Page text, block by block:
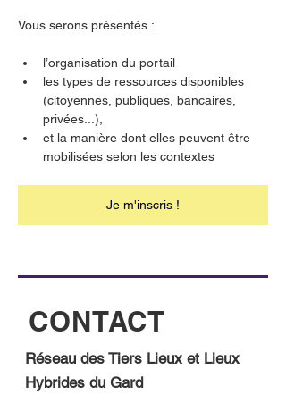
Vous serons présentés :
l’organisation du portail
les types de ressources disponibles
(citoyennes, publiques, bancaires,
privées...),
et la manière dont elles peuvent être
mobilisées selon les contextes
Je m'inscris !
CONTACT
Réseau des Tiers Lieux et Lieux
Hybrides du Gard